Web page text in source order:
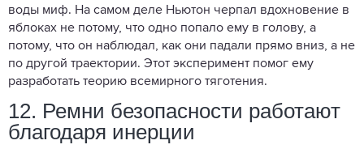
воды миф. На самом деле Ньютон черпал вдохновение в
яблоках не потому, что одно попало ему в голову, а
потому, что он наблюдал, как они падали прямо вниз, а не
по другой траектории. Этот эксперимент помог ему
разработать теорию всемирного тяготения.
12. Ремни безопасности работают
благодаря инерции